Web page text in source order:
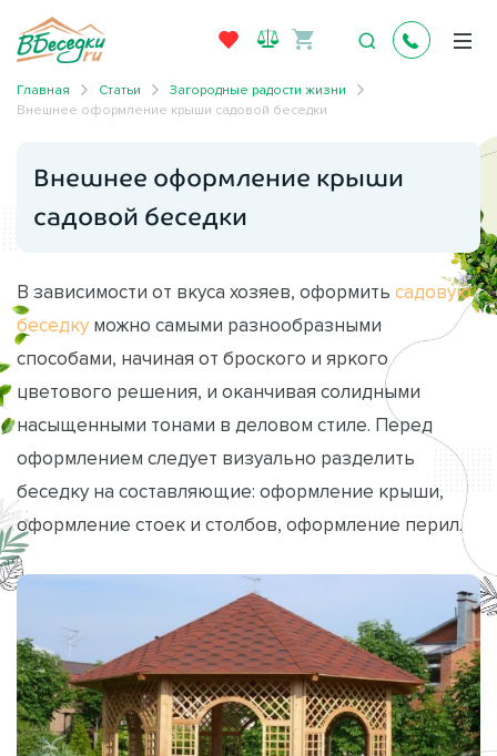
Главная Статьи
Загородные радости жизни
Внешнее оформление крыши садовой беседки
Внешнее оформление крыши
садовой беседки
В зависимости от вкуса хозяев, оформить садовую
беседку можно самыми разнообразными
способами, начиная от броского и яркого
цветового решения, и оканчивая солидными
насыщенными тонами в деловом стиле. Перед
оформлением следует визуально разделить
беседку на составляющие: оформление крыши,
оформление стоек и столбов, оформление перил.